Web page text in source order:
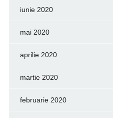
iunie 2020
mai 2020
aprilie 2020
martie 2020
februarie 2020